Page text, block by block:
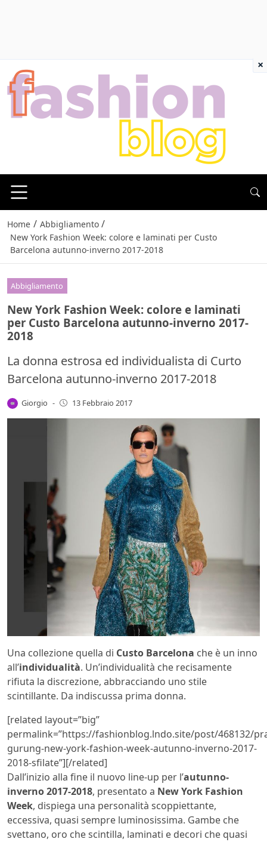
Home / Abbigliamento /
New York Fashion Week: colore e laminati per Custo
Barcelona autunno-inverno 2017-2018
Abbigliamento
New York Fashion Week: colore e laminati
per Custo Barcelona autunno-inverno 2017-
2018
La donna estrosa ed individualista di Curto
Barcelona autunno-inverno 2017-2018
Giorgio - 13 Febbraio 2017
Una collezione quella di Custo Barcelona che è un inno
all’individualità. Un’individualità che recisamente
rifiuta la discrezione, abbracciando uno stile
scintillante. Da indiscussa prima donna.
[related layout=”big”
permalink=”https://fashionblog.lndo.site/post/468132/
gurung-new-york-fashion-week-autunno-inverno-2017-
2018-sfilate”][/related]
Dall’inizio alla fine il nuovo line-up per l’autunno-
inverno 2017-2018, presentato a New York Fashion
Week, dispiega una personalità scoppiettante,
eccessiva, quasi sempre luminosissima. Gambe che
svettano, oro che scintilla, laminati e decori che quasi
×